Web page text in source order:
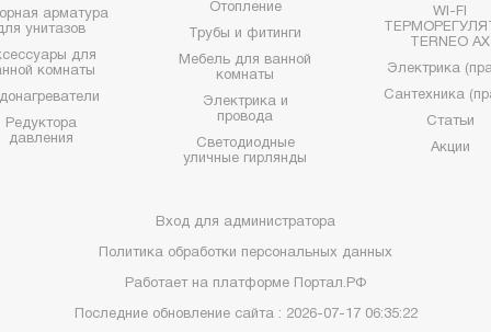
арматура
унитазов
для
комнаты
Редуктора
давления
Отопление
Трубы и фитинги
Мебель для ванной
комнаты
Электрика и
провода
Светодиодные
уличные гирлянды
WI-FI
TERNEO AX
Электрика
Сантехника
Статьи
Акции
Вход для администратора
Политика обработки персональных данных
Работает на платформе Портал.РФ
Последние обновление сайта : 2026-07-17 06:35:22